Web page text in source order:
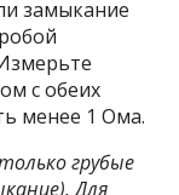
замыкание
с обеих
менее 1 Ома.
грубые
Для